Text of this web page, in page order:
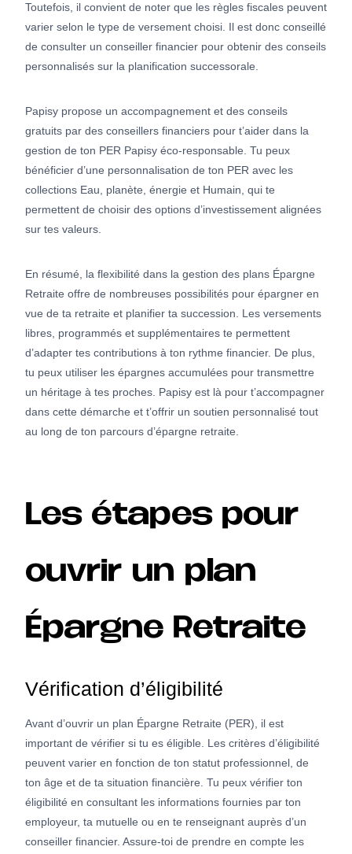
Toutefois, il convient de noter que les règles fiscales peuvent
varier selon le type de versement choisi. Il est donc conseillé
de consulter un conseiller financier pour obtenir des conseils
personnalisés sur la planification successorale.
Papisy propose un accompagnement et des conseils
gratuits par des conseillers financiers pour t’aider dans la
gestion de ton PER Papisy éco-responsable. Tu peux
bénéficier d’une personnalisation de ton PER avec les
collections Eau, planète, énergie et Humain, qui te
permettent de choisir des options d’investissement alignées
sur tes valeurs.
En résumé, la flexibilité dans la gestion des plans Épargne
Retraite offre de nombreuses possibilités pour épargner en
vue de ta retraite et planifier ta succession. Les versements
libres, programmés et supplémentaires te permettent
d’adapter tes contributions à ton rythme financier. De plus,
tu peux utiliser les épargnes accumulées pour transmettre
un héritage à tes proches. Papisy est là pour t’accompagner
dans cette démarche et t’offrir un soutien personnalisé tout
au long de ton parcours d’épargne retraite.
Les étapes pour
ouvrir un plan
Épargne Retraite
Vérification d’éligibilité
Avant d’ouvrir un plan Épargne Retraite (PER), il est
important de vérifier si tu es éligible. Les critères d’éligibilité
peuvent varier en fonction de ton statut professionnel, de
ton âge et de ta situation financière. Tu peux vérifier ton
éligibilité en consultant les informations fournies par ton
employeur, ta mutuelle ou en te renseignant auprès d’un
conseiller financier. Assure-toi de prendre en compte les